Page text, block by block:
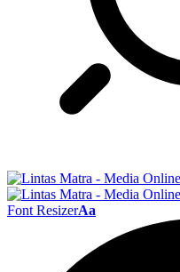
Font ResizerAa